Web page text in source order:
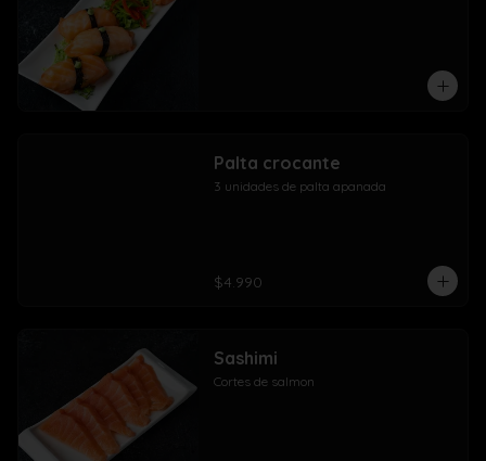
Palta crocante
3 unidades de palta apanada
$4.990
Sashimi
Cortes de salmon